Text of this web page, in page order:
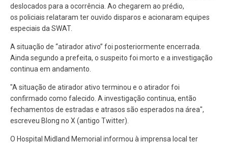
deslocados para a ocorrência. Ao chegarem ao prédio,
os policiais relataram ter ouvido disparos e acionaram equipes
especiais da SWAT.
A situação de “atirador ativo” foi posteriormente encerrada.
Ainda segundo a prefeita, o suspeito foi morto e a investigação
continua em andamento.
"A situação de atirador ativo terminou e o atirador foi
confirmado como falecido. A investigação continua, então
fechamentos de estradas e atrasos são esperados na área",
escreveu Blong no X (antigo Twitter).
O Hospital Midland Memorial informou à imprensa local ter